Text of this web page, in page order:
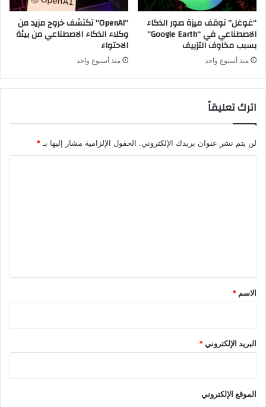
“غوغل” توقف ميزة صور الذكاء
الاصطناعي في “Google Earth”
بسبب مخاوف التزييف
منذ أسبوع واحد
“OpenAI” تكتشف خروج مزيد من
وكلاء الذكاء الاصطناعي من بيئة
الاحتواء
منذ أسبوع واحد
اترك تعليقاً
لن يتم نشر عنوان بريدك الإلكتروني. الحقول الإلزامية مشار إليها بـ *
*
الاسم *
البريد الإلكتروني*
الموقع الإلكتروني